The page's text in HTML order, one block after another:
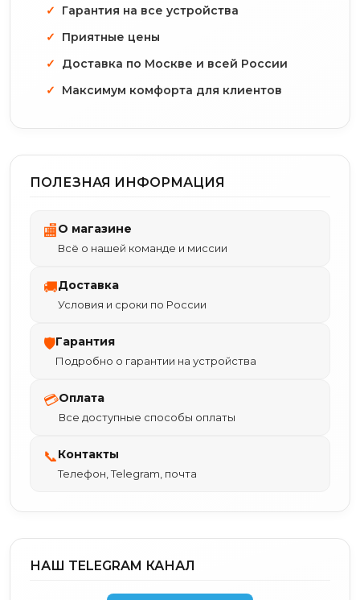
Гарантия на все устройства
Приятные цены
Доставка по Москве и всей России
Максимум комфорта для клиентов
ПОЛЕЗНАЯ ИНФОРМАЦИЯ
🏬О магазине
Всё о нашей команде и миссии
🚚Доставка
Условия и сроки по России
🛡Гарантия
Подробно о гарантии на устройства
💳Оплата
Все доступные способы оплаты
📞Контакты
Телефон, Telegram, почта
НАШ TELEGRAM КАНАЛ